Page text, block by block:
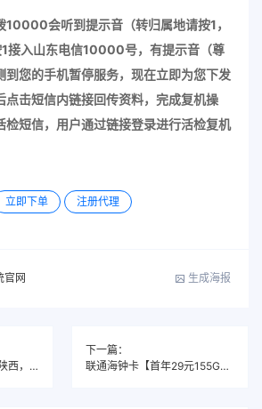
10000会听到提示音（转归属地请按1，
接入山东电信10000号，有提示音（尊
到您的手机暂停服务，现在立即为您下发
点击短信内链接回传资料，完成复机操
检短信，用户通过链接登录进行活检复机
立即下单 注册代理
官网 生成海报
陕西联通本地卡【仅发陕西，在线选号】
下一篇：
联通海钟卡【首年29元155G+100分钟】